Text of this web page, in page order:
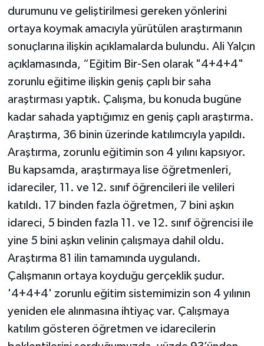
durumunu ve geliştirilmesi gereken yönlerini
ortaya koymak amacıyla yürütülen araştırmanın
sonuçlarına ilişkin açıklamalarda bulundu. Ali Yalçın
açıklamasında, “Eğitim Bir-Sen olarak "4+4+4"
zorunlu eğitime ilişkin geniş çaplı bir saha
araştırması yaptık. Çalışma, bu konuda bugüne
kadar sahada yaptığımız en geniş çaplı araştırma.
Araştırma, 36 binin üzerinde katılımcıyla yapıldı.
Araştırma, zorunlu eğitimin son 4 yılını kapsıyor.
Bu kapsamda, araştırmaya lise öğretmenleri,
idareciler, 11. ve 12. sınıf öğrencileri ile velileri
katıldı. 17 binden fazla öğretmen, 7 bini aşkın
idareci, 5 binden fazla 11. ve 12. sınıf öğrencisi ile
yine 5 bini aşkın velinin çalışmaya dahil oldu.
Araştırma 81 ilin tamamında uygulandı.
Çalışmanın ortaya koyduğu gerçeklik şudur.
'4+4+4' zorunlu eğitim sistemimizin son 4 yılının
yeniden ele alınmasına ihtiyaç var. Çalışmaya
katılım gösteren öğretmen ve idarecilerin